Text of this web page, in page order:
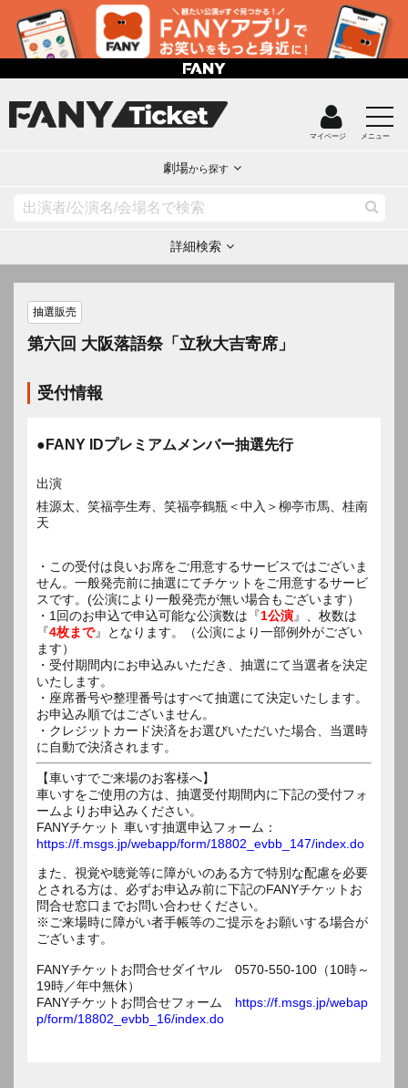
マイページ メニュー
劇場から探す
詳細検索
抽選販売
第六回 大阪落語祭「立秋大吉寄席」
受付情報
●FANY IDプレミアムメンバー抽選先行
出演
桂源太、笑福亭生寿、笑福亭鶴瓶＜中入＞柳亭市馬、桂南
天
・この受付は良いお席をご用意するサービスではございま
せん。一般発売前に抽選にてチケットをご用意するサービ
スです。(公演により一般発売が無い場合もございます）
・1回のお申込で申込可能な公演数は『1公演』、枚数は
『4枚まで』となります。（公演により一部例外がござい
ます）
・受付期間内にお申込みいただき、抽選にて当選者を決定
いたします。
・座席番号や整理番号はすべて抽選にて決定いたします。
お申込み順ではございません。
・クレジットカード決済をお選びいただいた場合、当選時
に自動で決済されます。
【車いすでご来場のお客様へ】
車いすをご使用の方は、抽選受付期間内に下記の受付フォ
ームよりお申込みください。
FANYチケット 車いす抽選申込フォーム：
https://f.msgs.jp/webapp/form/18802_evbb_147/index.do
また、視覚や聴覚等に障がいのある方で特別な配慮を必要
とされる方は、必ずお申込み前に下記のFANYチケットお
問合せ窓口までお問い合わせください。
※ご来場時に障がい者手帳等のご提示をお願いする場合が
ございます。
FANYチケットお問合せダイヤル 0570-550-100（10時～
19時／年中無休）
FANYチケットお問合せフォーム https://f.msgs.jp/webap
p/form/18802_evbb_16/index.do